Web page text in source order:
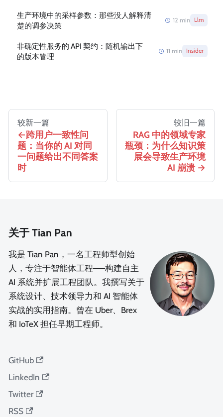
生产环境中的采样参数：那些没人解释清
楚的调参决策
12 min Llm
非确定性服务的 API 契约：随机输出下
的版本管理
11 min Insider
较新一篇
跨用户一致性问
题：当你的 AI 对同
一问题给出不同答案
时
较旧一篇
RAG 中的领域专家
瓶颈：为什么知识策
展会导致生产环境
AI 崩溃
关于 Tian Pan
我是 Tian Pan，一名工程师型创始
人，专注于智能体工程——构建自主
AI 系统并扩展工程团队。我撰写关于
系统设计、技术领导力和 AI 智能体
实战的实用指南。曾在 Uber、Brex
和 IoTeX 担任早期工程师。
GitHub
LinkedIn
Twitter
RSS